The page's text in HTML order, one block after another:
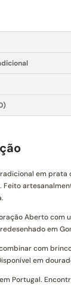
em prata
Feito
Aberto com
em
com
em
Portugal.